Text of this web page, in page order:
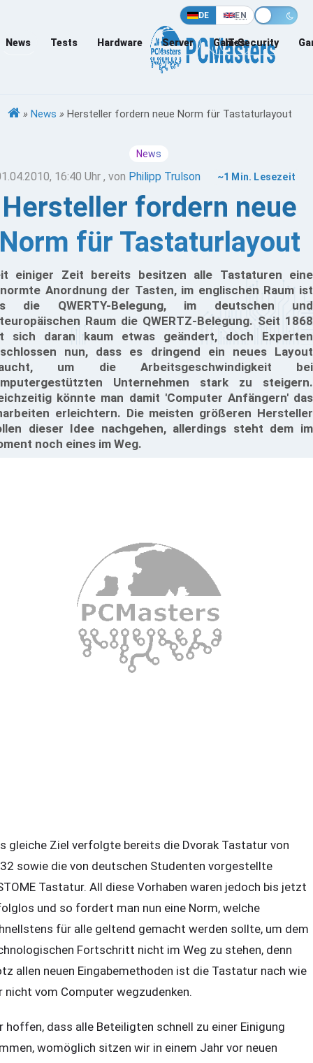
DE EN
News Tests Hardware Server Games
IT-Security
» News » Hersteller fordern neue Norm für Tastaturlayout
News
16:40 Uhr , von Philipp Trulson ~1 Min. Lesezeit
Hersteller fordern neue
für Tastaturlayout
einiger Zeit bereits besitzen alle Tastaturen eine
Anordnung der Tasten, im englischen Raum ist
die QWERTY-Belegung, im deutschen und
Raum die QWERTZ-Belegung. Seit 1868
sich daran kaum etwas geändert, doch Experten
nun, dass es dringend ein neues Layout
um die Arbeitsgeschwindigkeit bei
Unternehmen stark zu steigern.
könnte man damit 'Computer Anfängern' das
erleichtern. Die meisten größeren Hersteller
dieser Idee nachgehen, allerdings steht dem im
noch eines im Weg.
gleiche Ziel verfolgte bereits die Dvorak Tastatur von
sowie die von deutschen Studenten vorgestellte
Tastatur. All diese Vorhaben waren jedoch bis jetzt
und so fordert man nun eine Norm, welche
für alle geltend gemacht werden sollte, um dem
Fortschritt nicht im Weg zu stehen, denn
allen neuen Eingabemethoden ist die Tastatur nach wie
nicht vom Computer wegzudenken.
hoffen, dass alle Beteiligten schnell zu einer Einigung
womöglich sitzen wir in einem Jahr vor neuen